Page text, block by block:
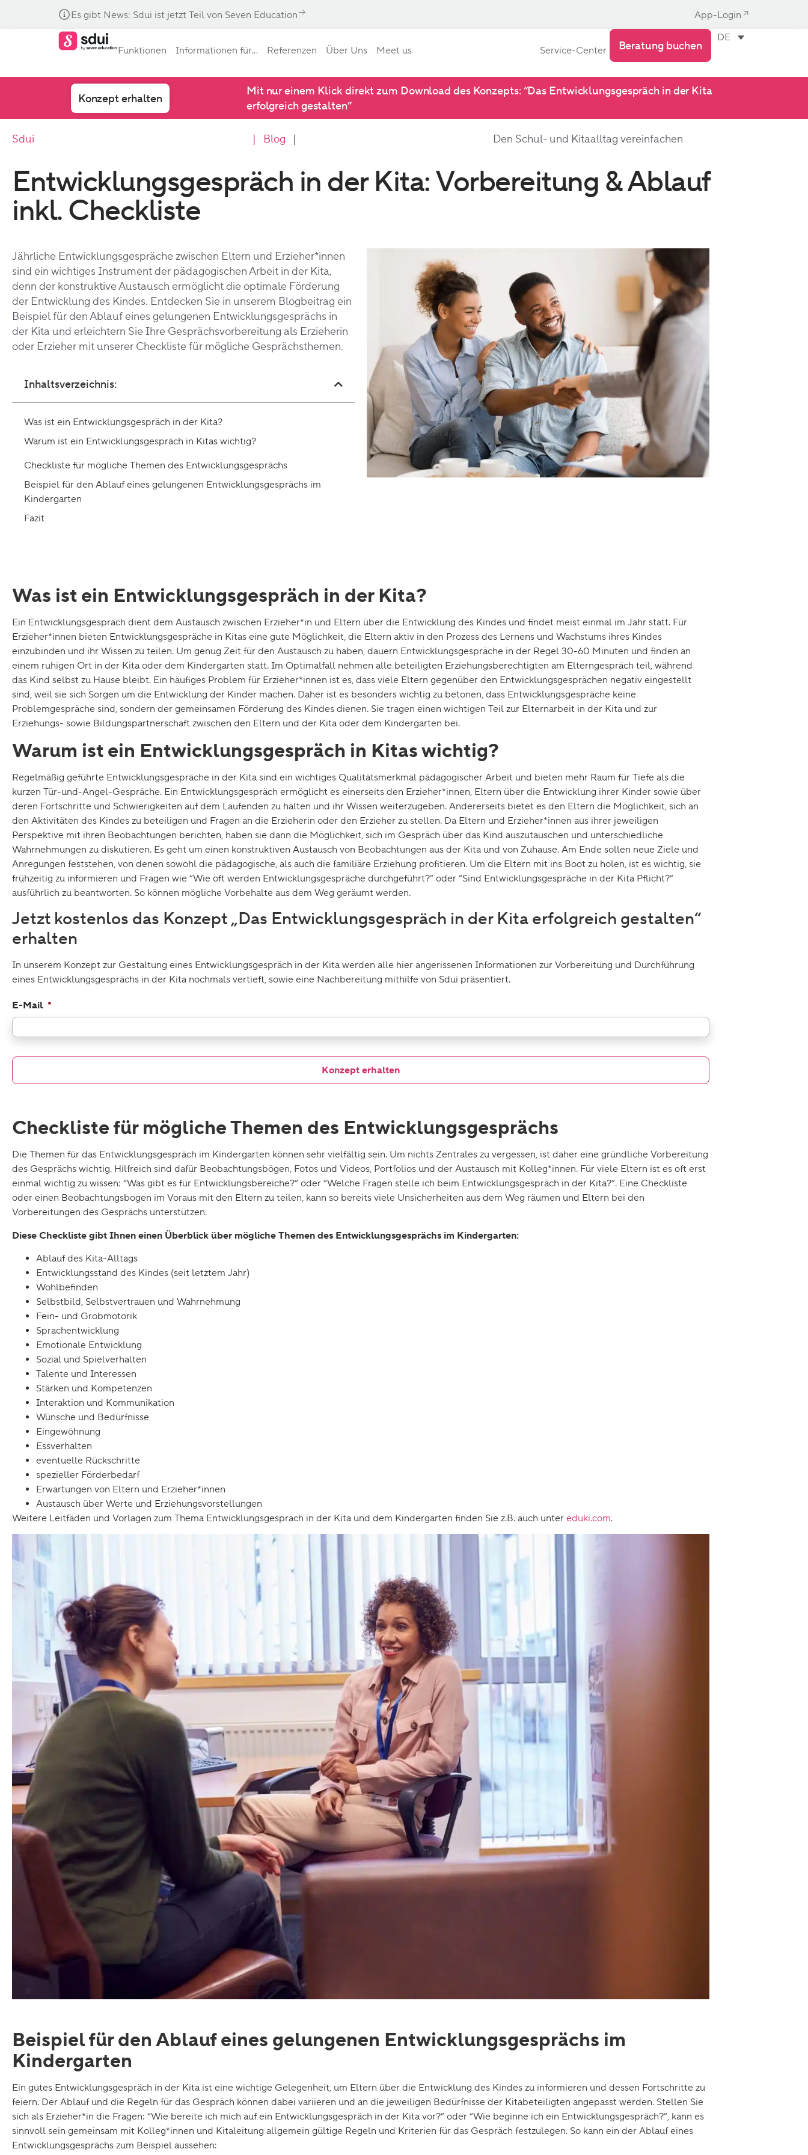
Es gibt News: Sdui ist jetzt Teil von Seven Education App-Login
Funktionen Informationen für... Referenzen Über Uns Meet us Service-Center Beratung buchen
DE
Konzept erhalten
Mit nur einem Klick direkt zum Download des Konzepts: “Das Entwicklungsgespräch in der Kita
erfolgreich gestalten”
Sdui | Blog | Den Schul- und Kitaalltag vereinfachen
Entwicklungsgespräch in der Kita: Vorbereitung & Ablauf
inkl. Checkliste
Jährliche Entwicklungsgespräche zwischen Eltern und Erzieher*innen
sind ein wichtiges Instrument der pädagogischen Arbeit in der Kita,
denn der konstruktive Austausch ermöglicht die optimale Förderung
der Entwicklung des Kindes. Entdecken Sie in unserem Blogbeitrag ein
Beispiel für den Ablauf eines gelungenen Entwicklungsgesprächs in
der Kita und erleichtern Sie Ihre Gesprächsvorbereitung als Erzieherin
oder Erzieher mit unserer Checkliste für mögliche Gesprächsthemen.
Inhaltsverzeichnis:
Was ist ein Entwicklungsgespräch in der Kita?
Warum ist ein Entwicklungsgespräch in Kitas wichtig?
Checkliste für mögliche Themen des Entwicklungsgesprächs
Beispiel für den Ablauf eines gelungenen Entwicklungsgesprächs im
Kindergarten
Fazit
Was ist ein Entwicklungsgespräch in der Kita?
Ein Entwicklungsgespräch dient dem Austausch zwischen Erzieher*in und Eltern über die Entwicklung des Kindes und findet meist einmal im Jahr statt. Für
Erzieher*innen bieten Entwicklungsgespräche in Kitas eine gute Möglichkeit, die Eltern aktiv in den Prozess des Lernens und Wachstums ihres Kindes
einzubinden und ihr Wissen zu teilen. Um genug Zeit für den Austausch zu haben, dauern Entwicklungsgespräche in der Regel 30-60 Minuten und finden an
einem ruhigen Ort in der Kita oder dem Kindergarten statt. Im Optimalfall nehmen alle beteiligten Erziehungsberechtigten am Elterngespräch teil, während
das Kind selbst zu Hause bleibt. Ein häufiges Problem für Erzieher*innen ist es, dass viele Eltern gegenüber den Entwicklungsgesprächen negativ eingestellt
sind, weil sie sich Sorgen um die Entwicklung der Kinder machen. Daher ist es besonders wichtig zu betonen, dass Entwicklungsgespräche keine
Problemgespräche sind, sondern der gemeinsamen Förderung des Kindes dienen. Sie tragen einen wichtigen Teil zur Elternarbeit in der Kita und zur
Erziehungs- sowie Bildungspartnerschaft zwischen den Eltern und der Kita oder dem Kindergarten bei.
Warum ist ein Entwicklungsgespräch in Kitas wichtig?
Regelmäßig geführte Entwicklungsgespräche in der Kita sind ein wichtiges Qualitätsmerkmal pädagogischer Arbeit und bieten mehr Raum für Tiefe als die
kurzen Tür-und-Angel-Gespräche. Ein Entwicklungsgespräch ermöglicht es einerseits den Erzieher*innen, Eltern über die Entwicklung ihrer Kinder sowie über
deren Fortschritte und Schwierigkeiten auf dem Laufenden zu halten und ihr Wissen weiterzugeben. Andererseits bietet es den Eltern die Möglichkeit, sich an
den Aktivitäten des Kindes zu beteiligen und Fragen an die Erzieherin oder den Erzieher zu stellen. Da Eltern und Erzieher*innen aus ihrer jeweiligen
Perspektive mit ihren Beobachtungen berichten, haben sie dann die Möglichkeit, sich im Gespräch über das Kind auszutauschen und unterschiedliche
Wahrnehmungen zu diskutieren. Es geht um einen konstruktiven Austausch von Beobachtungen aus der Kita und von Zuhause. Am Ende sollen neue Ziele und
Anregungen feststehen, von denen sowohl die pädagogische, als auch die familiäre Erziehung profitieren. Um die Eltern mit ins Boot zu holen, ist es wichtig, sie
frühzeitig zu informieren und Fragen wie “Wie oft werden Entwicklungsgespräche durchgeführt?” oder “Sind Entwicklungsgespräche in der Kita Pflicht?”
ausführlich zu beantworten. So können mögliche Vorbehalte aus dem Weg geräumt werden.
Jetzt kostenlos das Konzept „Das Entwicklungsgespräch in der Kita erfolgreich gestalten“
erhalten
In unserem Konzept zur Gestaltung eines Entwicklungsgespräch in der Kita werden alle hier angerissenen Informationen zur Vorbereitung und Durchführung
eines Entwicklungsgesprächs in der Kita nochmals vertieft, sowie eine Nachbereitung mithilfe von Sdui präsentiert.
E-Mail *
Checkliste für mögliche Themen des Entwicklungsgesprächs
Die Themen für das Entwicklungsgespräch im Kindergarten können sehr vielfältig sein. Um nichts Zentrales zu vergessen, ist daher eine gründliche Vorbereitung
des Gesprächs wichtig. Hilfreich sind dafür Beobachtungsbögen, Fotos und Videos, Portfolios und der Austausch mit Kolleg*innen. Für viele Eltern ist es oft erst
einmal wichtig zu wissen: “Was gibt es für Entwicklungsbereiche?” oder “Welche Fragen stelle ich beim Entwicklungsgespräch in der Kita?”. Eine Checkliste
oder einen Beobachtungsbogen im Voraus mit den Eltern zu teilen, kann so bereits viele Unsicherheiten aus dem Weg räumen und Eltern bei den
Vorbereitungen des Gesprächs unterstützen.
Diese Checkliste gibt Ihnen einen Überblick über mögliche Themen des Entwicklungsgesprächs im Kindergarten:
Ablauf des Kita-Alltags
Entwicklungsstand des Kindes (seit letztem Jahr)
Wohlbefinden
Selbstbild, Selbstvertrauen und Wahrnehmung
Fein- und Grobmotorik
Sprachentwicklung
Emotionale Entwicklung
Sozial und Spielverhalten
Talente und Interessen
Stärken und Kompetenzen
Interaktion und Kommunikation
Wünsche und Bedürfnisse
Eingewöhnung
Essverhalten
eventuelle Rückschritte
spezieller Förderbedarf
Erwartungen von Eltern und Erzieher*innen
Austausch über Werte und Erziehungsvorstellungen
Weitere Leitfäden und Vorlagen zum Thema Entwicklungsgespräch in der Kita und dem Kindergarten finden Sie z.B. auch unter eduki.com.
Beispiel für den Ablauf eines gelungenen Entwicklungsgesprächs im
Kindergarten
Ein gutes Entwicklungsgespräch in der Kita ist eine wichtige Gelegenheit, um Eltern über die Entwicklung des Kindes zu informieren und dessen Fortschritte zu
feiern. Der Ablauf und die Regeln für das Gespräch können dabei variieren und an die jeweiligen Bedürfnisse der Kitabeteiligten angepasst werden. Stellen Sie
sich als Erzieher*in die Fragen: “Wie bereite ich mich auf ein Entwicklungsgespräch in der Kita vor?” oder “Wie beginne ich ein Entwicklungsgespräch?”, kann es
sinnvoll sein gemeinsam mit Kolleg*innen und Kitaleitung allgemein gültige Regeln und Kriterien für das Gespräch festzulegen. So kann ein der Ablauf eines
Entwicklungsgesprächs zum Beispiel aussehen: